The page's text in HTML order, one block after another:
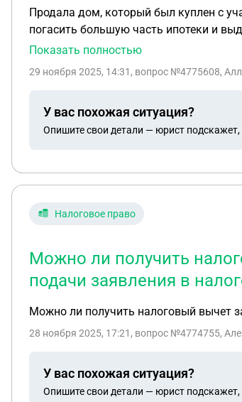
Продала дом, который был куплен с
погасить большую часть ипотеки и
Показать полностью
29 ноября 2025, 14:31 , вопрос №4775608,
У вас похожая ситуация?
Опишите свои детали — юрист подскажет,
Налоговое право
Можно ли получить
подачи заявления в
Можно ли получить налоговый вычет
28 ноября 2025, 17:21 , вопрос №4774755,
У вас похожая ситуация?
Опишите свои детали — юрист подскажет,